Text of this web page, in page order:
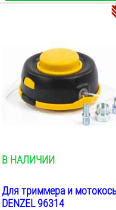
В НАЛИЧИИ
Для триммера и
DENZEL 96314